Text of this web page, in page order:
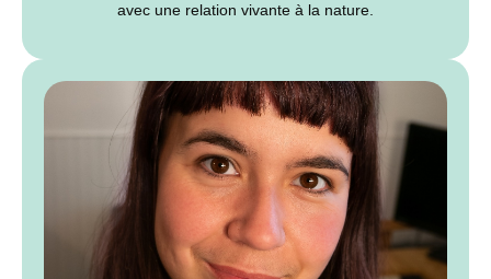
avec une relation vivante à la nature.